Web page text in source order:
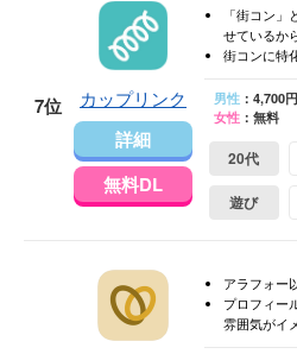
7位 カップリンク
詳細
無料DL
「街コン
せているか
街コンに特
男性：4,700
女性：無料
20代
遊び
アラフォー
プロフィー
雰囲気がイ